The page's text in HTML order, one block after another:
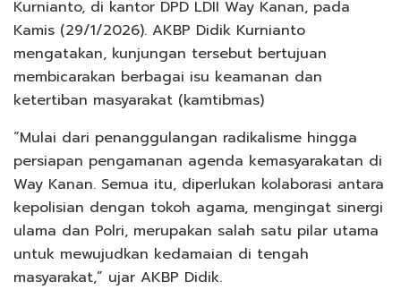
Kurnianto, di kantor DPD LDII Way Kanan, pada
Kamis (29/1/2026). AKBP Didik Kurnianto
mengatakan, kunjungan tersebut bertujuan
membicarakan berbagai isu keamanan dan
ketertiban masyarakat (kamtibmas)
“Mulai dari penanggulangan radikalisme hingga
persiapan pengamanan agenda kemasyarakatan di
Way Kanan. Semua itu, diperlukan kolaborasi antara
kepolisian dengan tokoh agama, mengingat sinergi
ulama dan Polri, merupakan salah satu pilar utama
untuk mewujudkan kedamaian di tengah
masyarakat,” ujar AKBP Didik.